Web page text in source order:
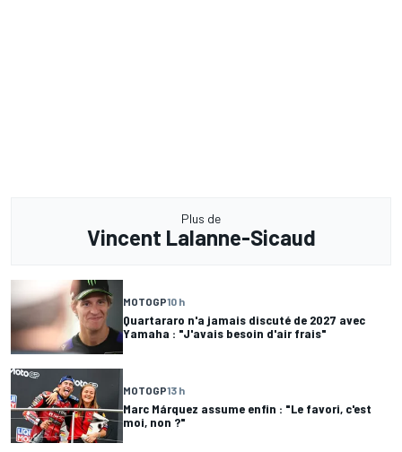
Plus de
Vincent Lalanne-Sicaud
MOTOGP10 h
Quartararo n'a jamais discuté de 2027 avec
Yamaha : "J'avais besoin d'air frais"
MOTOGP13 h
Marc Márquez assume enfin : "Le favori, c'est
moi, non ?"